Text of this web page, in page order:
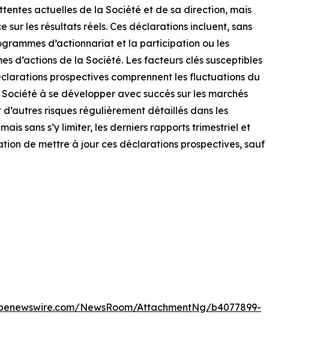
actuelles de la Société et de sa direction, mais
les résultats réels. Ces déclarations incluent, sans
d’actionnariat et la participation ou les
d’actions de la Société. Les facteurs clés susceptibles
prospectives comprennent les fluctuations du
à se développer avec succès sur les marchés
risques régulièrement détaillés dans les
sans s’y limiter, les derniers rapports trimestriel et
de mettre à jour ces déclarations prospectives, sauf
NewsRoom/AttachmentNg/b4077899-